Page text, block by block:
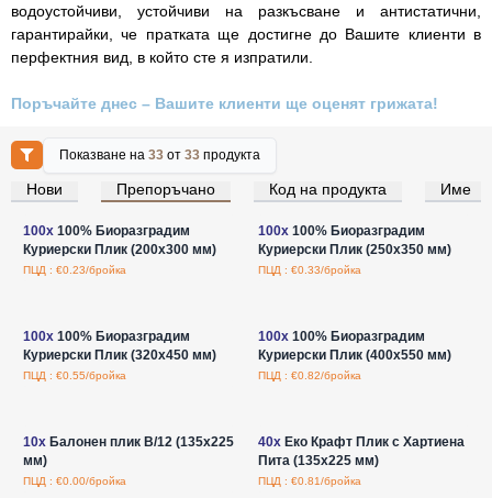
водоустойчиви, устойчиви на разкъсване и антистатични,
гарантирайки, че пратката ще достигне до Вашите клиенти в
перфектния вид, в който сте я изпратили.
Поръчайте днес – Вашите клиенти ще оценят грижата!
Показване на33 от33 продукта
Нови Препоръчано Код на продукта Име
Влезте за цени на едро
100x100% Биоразградим
Куриерски Плик (200x300 мм)
ПЦД : €0.23/бройка
Влезте за цени на едро
100x100% Биоразградим
Куриерски Плик (250x350 мм)
ПЦД : €0.33/бройка
100x100% Биоразградим
Куриерски Плик (320x450 мм)
ПЦД : €0.55/бройка
100x100% Биоразградим
Куриерски Плик (400x550 мм)
ПЦД : €0.82/бройка
10xБалонен плик B/12 (135x225
мм)
ПЦД : €0.00/бройка
40xЕко Крафт Плик с Хартиена
Пита (135x225 мм)
ПЦД : €0.81/бройка